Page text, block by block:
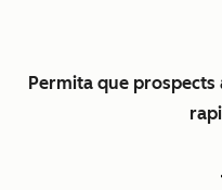
Permita que